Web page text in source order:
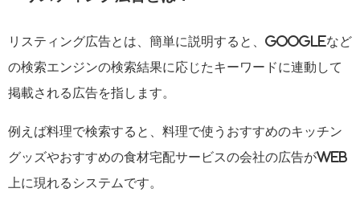
リスティング広告とは、簡単に説明すると、Googleなど
の検索エンジンの検索結果に応じたキーワードに連動して
掲載される広告を指します。
例えば料理で検索すると、料理で使うおすすめのキッチン
グッズやおすすめの食材宅配サービスの会社の広告がWeb
上に現れるシステムです。